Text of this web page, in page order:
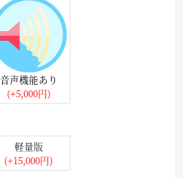
音声機能あり
(+5,000円)
軽量版
(+15,000円)